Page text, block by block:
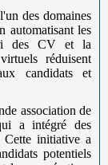
des domaines
automatisant les
des CV et la
réduisent
candidats et
association de
a intégré des
Cette initiative a
potentiels